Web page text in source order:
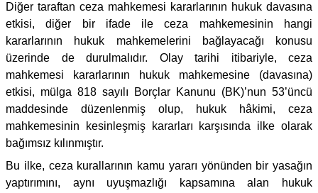
Diğer taraftan ceza mahkemesi kararlarının hukuk davasına
etkisi, diğer bir ifade ile ceza mahkemesinin hangi
kararlarının hukuk mahkemelerini bağlayacağı konusu
üzerinde de durulmalıdır. Olay tarihi itibariyle, ceza
mahkemesi kararlarının hukuk mahkemesine (davasına)
etkisi, mülga 818 sayılı Borçlar Kanunu (BK)’nun 53’üncü
maddesinde düzenlenmiş olup, hukuk hâkimi, ceza
mahkemesinin kesinleşmiş kararları karşısında ilke olarak
bağımsız kılınmıştır.
Bu ilke, ceza kurallarının kamu yararı yönünden bir yasağın
yaptırımını, aynı uyuşmazlığı kapsamına alan hukuk